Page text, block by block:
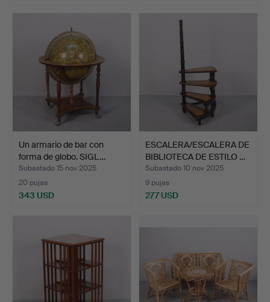
Un armario de bar con
forma de globo. SIGL…
Subastado 15 nov 2025
20 pujas
343 USD
ESCALERA/ESCALERA DE
BIBLIOTECA DE ESTILO …
Subastado 10 nov 2025
9 pujas
277 USD